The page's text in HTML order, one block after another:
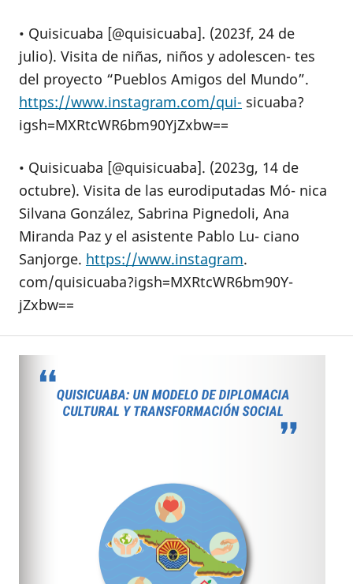
• Quisicuaba [@quisicuaba]. (2023f, 24 de
julio). Visita de niñas, niños y adolescen- tes
del proyecto “Pueblos Amigos del Mundo”.
https://www.instagram.com/qui-sicuaba?
igsh=MXRtcWR6bm90YjZxbw==
• Quisicuaba [@quisicuaba]. (2023g, 14 de
octubre). Visita de las eurodiputadas Mó- nica
Silvana González, Sabrina Pignedoli, Ana
Miranda Paz y el asistente Pablo Lu- ciano
Sanjorge. https://www.instagram.
com/quisicuaba?igsh=MXRtcWR6bm90Y-
jZxbw==